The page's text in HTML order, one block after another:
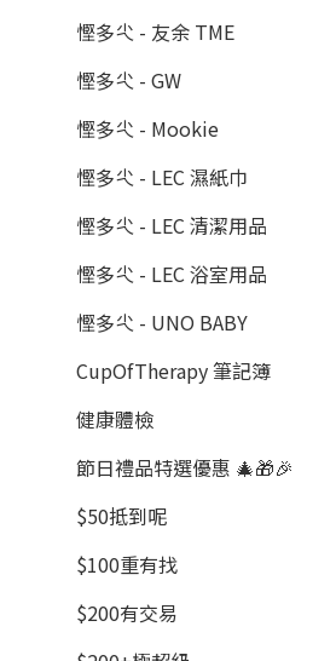
慳多尐 - 友余 TME
慳多尐 - GW
慳多尐 - Mookie
慳多尐 - LEC 濕紙巾
慳多尐 - LEC 清潔用品
慳多尐 - LEC 浴室用品
慳多尐 - UNO BABY
CupOfTherapy 筆記簿
健康體檢
節日禮品特選優惠 🎄🎁🎉
$50抵到呢
$100重有找
$200有交易